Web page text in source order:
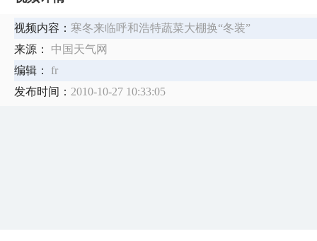
视频内容： 寒冬来临呼和浩特蔬菜大棚换“冬装”
来源：
中国天气网
编辑：
fr
发布时间： 2010-10-27 10:33:05